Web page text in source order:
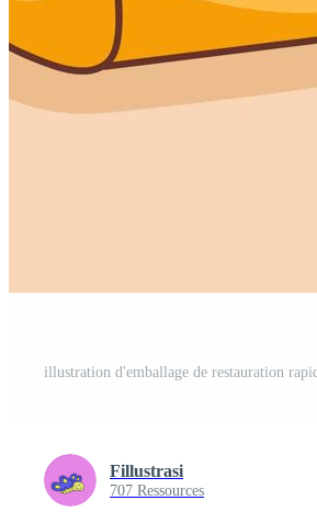
Fillustrasi
707 Ressources